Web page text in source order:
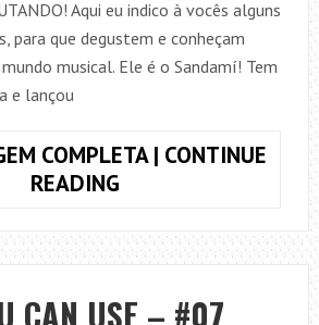
Aqui eu indico à vocês alguns
para que degustem e conheçam
musical. Ele é o Sandamí! Tem
e lançou
COMPLETA | CONTINUE
READINGSANDAMÍ
PETISCUTANDO
#01
CAN USE – #07